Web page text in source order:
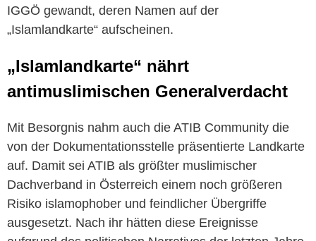
IGGÖ gewandt, deren Namen auf der
„Islamlandkarte“ aufscheinen.
„Islamlandkarte“ nährt
antimuslimischen Generalverdacht
Mit Besorgnis nahm auch die ATIB Community die
von der Dokumentationsstelle präsentierte Landkarte
auf. Damit sei ATIB als größter muslimischer
Dachverband in Österreich einem noch größeren
Risiko islamophober und feindlicher Übergriffe
ausgesetzt. Nach ihr hätten diese Ereignisse